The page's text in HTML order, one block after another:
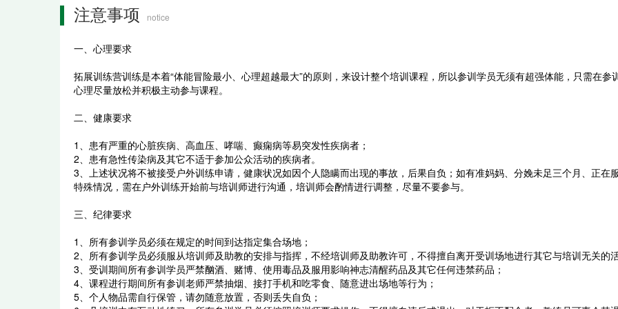
注意事项 notice
一、心理要求
拓展训练营训练是本着“体能冒险最小、心理超越最大”的原则，来设计整个培训课程，所以参训学员无须有超强体能，只需在参
心理尽量放松并积极主动参与课程。
二、健康要求
1、患有严重的心脏疾病、高血压、哮喘、癫痫病等易突发性疾病者；
2、患有急性传染病及其它不适于参加公众活动的疾病者。
3、上述状况将不被接受户外训练申请，健康状况如因个人隐瞒而出现的事故，后果自负；如有准妈妈、分娩未足三个月、正在
特殊情况，需在户外训练开始前与培训师进行沟通，培训师会酌情进行调整，尽量不要参与。
三、纪律要求
1、所有参训学员必须在规定的时间到达指定集合场地；
2、所有参训学员必须服从培训师及助教的安排与指挥，不经培训师及助教许可，不得擅自离开受训场地进行其它与培训无关的
3、受训期间所有参训学员严禁酗酒、赌博、使用毒品及服用影响神志清醒药品及其它任何违禁药品；
4、课程进行期间所有参训老师严禁抽烟、接打手机和吃零食、随意进出场地等行为；
5、个人物品需自行保管，请勿随意放置，否则丢失自负；